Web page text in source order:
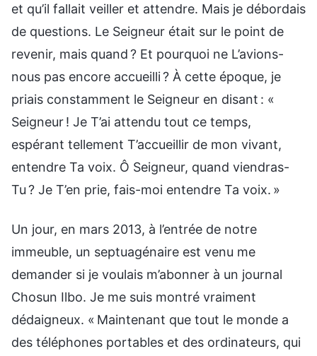
et qu’il fallait veiller et attendre. Mais je débordais
de questions. Le Seigneur était sur le point de
revenir, mais quand ? Et pourquoi ne L’avions-
nous pas encore accueilli ? À cette époque, je
priais constamment le Seigneur en disant : «
Seigneur ! Je T’ai attendu tout ce temps,
espérant tellement T’accueillir de mon vivant,
entendre Ta voix. Ô Seigneur, quand viendras-
Tu ? Je T’en prie, fais-moi entendre Ta voix. »
Un jour, en mars 2013, à l’entrée de notre
immeuble, un septuagénaire est venu me
demander si je voulais m’abonner à un journal
Chosun Ilbo. Je me suis montré vraiment
dédaigneux. « Maintenant que tout le monde a
des téléphones portables et des ordinateurs, qui